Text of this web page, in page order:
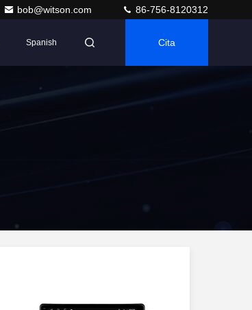
bob@witson.com 86-756-8120312
Spanish Cita